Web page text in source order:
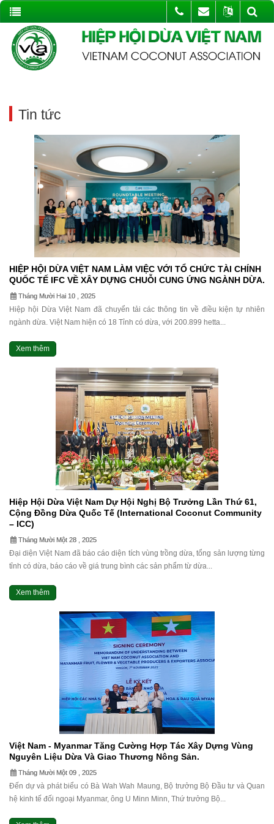
Tin tức
HIỆP HỘI DỪA VIỆT NAM LÀM VIỆC VỚI TỔ CHỨC TÀI CHÍNH
QUỐC TẾ IFC VỀ XÂY DỰNG CHUỖI CUNG ỨNG NGÀNH DỪA.
Tháng Mười Hai 10 , 2025
Hiệp hội Dừa Việt Nam đã chuyển tải các thông tin về điều kiện tự nhiên
ngành dừa. Việt Nam hiện có 18 Tỉnh có dừa, với 200.899 hetta...
Xem thêm
Hiệp Hội Dừa Việt Nam Dự Hội Nghị Bộ Trưởng Lần Thứ 61,
Cộng Đồng Dừa Quốc Tế (international Coconut Community
– ICC)
Tháng Mười Một 28 , 2025
Đại diện Việt Nam đã báo cáo diện tích vùng trồng dừa, tổng sản lượng từng
tỉnh có dừa, báo cáo về giá trung bình các sản phẩm từ dừa...
Xem thêm
Việt Nam - Myanmar Tăng Cường Hợp Tác Xây Dựng Vùng
Nguyên Liệu Dừa Và Giao Thương Nông Sản.
Tháng Mười Một 09 , 2025
Đến dự và phát biểu có Bà Wah Wah Maung, Bộ trưởng Bộ Đầu tư và Quan
hệ kinh tế đối ngoại Myanmar, ông U Minn Minn, Thứ trưởng Bộ...